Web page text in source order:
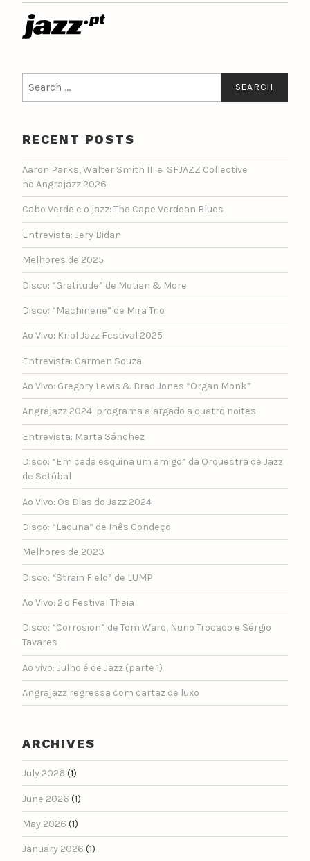
for:
RECENT POSTS
Aaron Parks, Walter Smith III e SFJAZZ Collective
no Angrajazz 2026
Cabo Verde e o jazz: The Cape Verdean Blues
Entrevista: Jery Bidan
Melhores de 2025
Disco: “Gratitude” de Motian & More
Disco: “Machinerie” de Mira Trio
Ao Vivo: Kriol Jazz Festival 2025
Entrevista: Carmen Souza
Ao Vivo: Gregory Lewis & Brad Jones “Organ Monk”
Angrajazz 2024: programa alargado a quatro noites
Entrevista: Marta Sánchez
Disco: “Em cada esquina um amigo” da Orquestra de Jazz
de Setúbal
Ao Vivo: Os Dias do Jazz 2024
Disco: “Lacuna” de Inês Condeço
Melhores de 2023
Disco: “Strain Field” de LUMP
Ao Vivo: 2.º Festival Theia
Disco: “Corrosion” de Tom Ward, Nuno Trocado e Sérgio
Tavares
Ao vivo: Julho é de Jazz (parte 1)
Angrajazz regressa com cartaz de luxo
ARCHIVES
July 2026 (1)
June 2026 (1)
May 2026 (1)
January 2026 (1)